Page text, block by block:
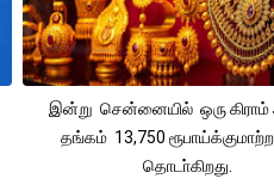
இன்று சென்னையில் ஒரு
தங்கம் 13,750
தொடா்கிறது.